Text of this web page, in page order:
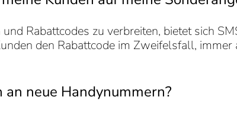
Rabattcodes zu verbreiten, bietet sich
den Rabattcode im Zweifelsfall,
neue Handynummern?